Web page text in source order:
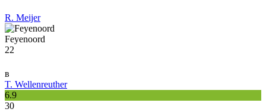
R. Meijer
Feyenoord
22
в
T. Wellenreuther
6.9
30